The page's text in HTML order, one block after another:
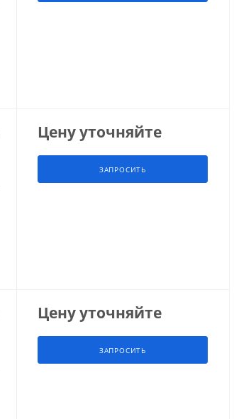
Цену уточняйте
ЗАПРОСИТЬ
Цену уточняйте
ЗАПРОСИТЬ